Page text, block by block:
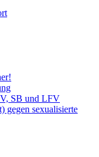
SB und LFV
gegen sexualisierte